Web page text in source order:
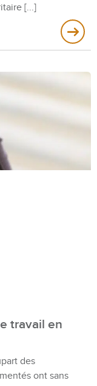
travail en
des
ont sans